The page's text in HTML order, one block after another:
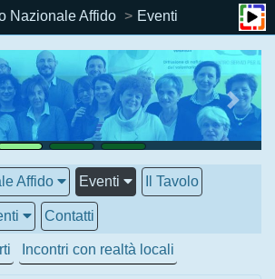
Nazionale Affido Eventi
Affido Eventi Il Tavolo
Contatti
Incontri con realtà locali